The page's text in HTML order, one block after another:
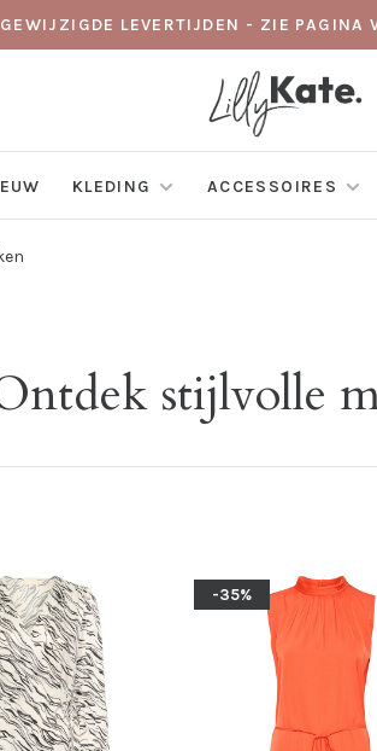
LEVERTIJDEN - ZIE PAGINA
KLEDING ACCESSOIRES
stijlvolle
-35%